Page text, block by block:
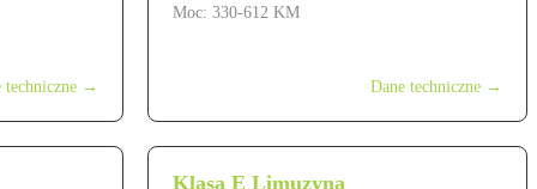
techniczne →
Moc: 330-612 KM
Dane techniczne →
Klasa E Limuzyna